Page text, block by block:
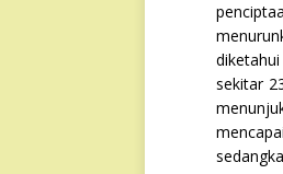
sekitar